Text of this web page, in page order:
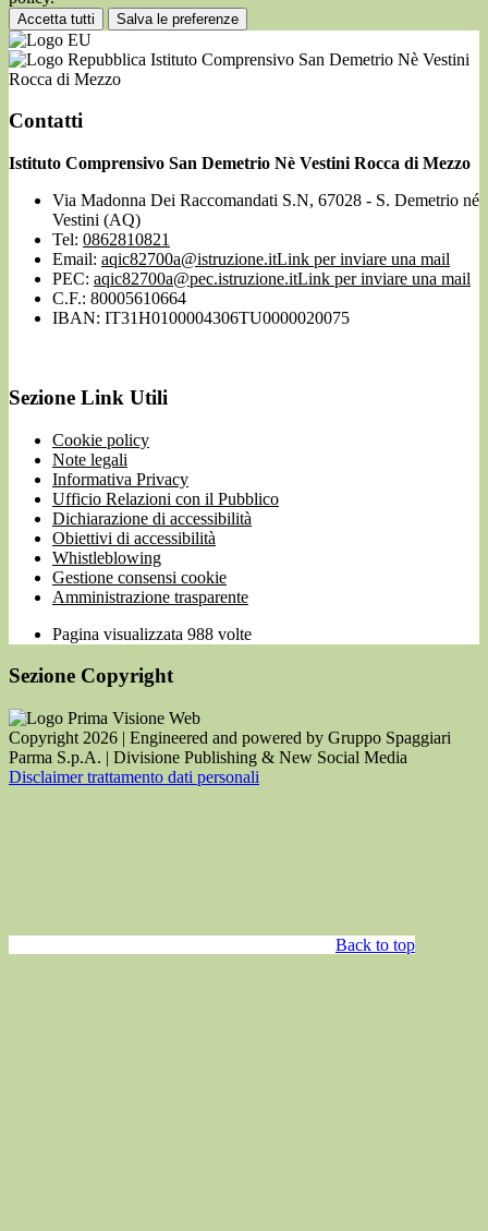
Accetta tutti Salva le preferenze
Istituto Comprensivo San Demetrio Nè Vestini
Rocca di Mezzo
Contatti
Istituto Comprensivo San Demetrio Nè Vestini Rocca di Mezzo
Via Madonna Dei Raccomandati S.N, 67028 - S. Demetrio né
Vestini (AQ)
Tel: 0862810821
Email: aqic82700a@istruzione.itLink per inviare una mail
PEC: aqic82700a@pec.istruzione.itLink per inviare una mail
C.F.: 80005610664
IBAN: IT31H0100004306TU0000020075
Sezione Link Utili
Cookie policy
Note legali
Informativa Privacy
Ufficio Relazioni con il Pubblico
Dichiarazione di accessibilità
Obiettivi di accessibilità
Whistleblowing
Gestione consensi cookie
Amministrazione trasparente
Pagina visualizzata 988 volte
Sezione Copyright
Copyright 2026 | Engineered and powered by Gruppo Spaggiari
Parma S.p.A. | Divisione Publishing & New Social Media
Disclaimer trattamento dati personali
Back to top